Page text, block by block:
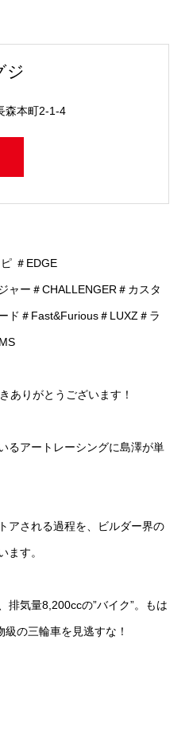
ジ
森本町2-1-4
＃EDGE
ャー＃CHALLENGER＃カスタ
ド＃Fast&Furious＃LUXZ＃ラ
ありがとうございます！
るアートレーシングに島澤が単
アされる過程を、ビルダー界の
ます。
排気量8,200ccの”バイク”。もは
級の三輪車を見逃すな！